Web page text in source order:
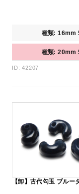
種類: 16mm
種類: 20mm
ID: 42207
【卸】古代勾玉 ブルー